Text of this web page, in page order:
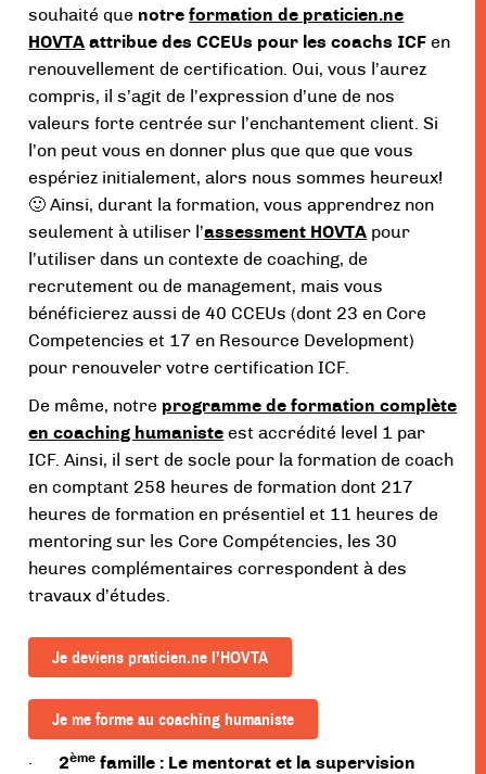
souhaité que notreformation de praticien.ne
HOVTA attribue des CCEUs pour les coachs ICF en
renouvellement de certification. Oui, vous l’aurez
compris, il s’agit de l’expression d’une de nos
valeurs forte centrée sur l’enchantement client. Si
l’on peut vous en donner plus que que que vous
espériez initialement, alors nous sommes heureux!
🙂 Ainsi, durant la formation, vous apprendrez non
seulement à utiliser l’assessment HOVTA pour
l’utiliser dans un contexte de coaching, de
recrutement ou de management, mais vous
bénéficierez aussi de 40 CCEUs (dont 23 en Core
Competencies et 17 en Resource Development)
pour renouveler votre certification ICF.
De même, notre programme de formation complète
en coaching humaniste est accrédité level 1 par
ICF. Ainsi, il sert de socle pour la formation de coach
en comptant 258 heures de formation dont 217
heures de formation en présentiel et 11 heures de
mentoring sur les Core Compétencies, les 30
heures complémentaires correspondent à des
travaux d’études.
Je deviens praticien.ne l’HOVTA
Je me forme au coaching humaniste
· 2ème famille : Le mentorat et la supervision